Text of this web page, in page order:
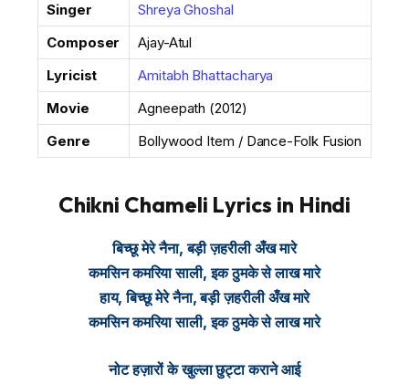
Singer
Shreya Ghoshal
Composer
Ajay-Atul
Lyricist
Amitabh Bhattacharya
Movie
Agneepath (2012)
Genre
Bollywood Item / Dance-Folk Fusion
Chikni Chameli Lyrics in Hindi
बिच्छू मेरे नैना, बड़ी ज़हरीली अँख मारे
कमसिन कमरिया साली, इक ठुमके से लाख मारे
हाय, बिच्छू मेरे नैना, बड़ी ज़हरीली अँख मारे
कमसिन कमरिया साली, इक ठुमके से लाख मारे
नोट हज़ारों के खुल्ला छुट्टा कराने आई